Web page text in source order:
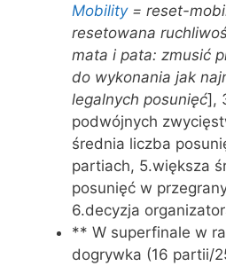
Mobility= reset-
resetowana
mata i pata: zmusić
do wykonania jak
legalnych posunięć],
podwójnych
średnia liczba
partiach, 5.większa
posunięć w
6.decyzja
** W superfinale w
dogrywka (16 partii/